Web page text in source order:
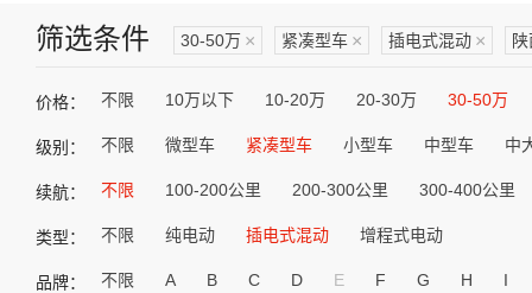
筛选条件 30-50万 × 紧凑型车 × 插电式混动 ×
价格： 不限 10万以下 10-20万 20-30万 30-50万
级别： 不限 微型车 紧凑型车 小型车 中型车 中
续航： 不限 100-200公里 200-300公里 300-400公里
类型： 不限 纯电动 插电式混动 增程式电动
品牌： 不限 A B C D E F G H I